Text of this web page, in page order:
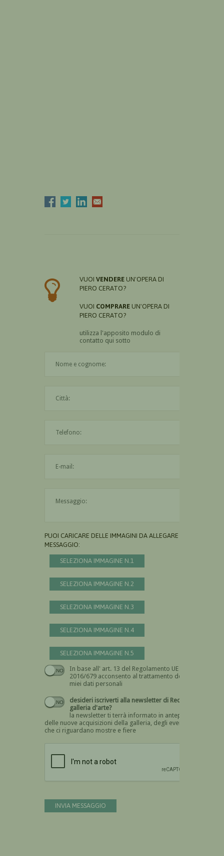
VUOI VENDERE UN'OPERA DI
PIERO CERATO?
VUOI COMPRARE UN'OPERA DI
PIERO CERATO?
utilizza l'apposito modulo di
contatto qui sotto
PUOI CARICARE DELLE IMMAGINI DA ALLEGARE AL
MESSAGGIO:
SELEZIONA IMMAGINE N.1
SELEZIONA IMMAGINE N.2
SELEZIONA IMMAGINE N.3
SELEZIONA IMMAGINE N.4
SELEZIONA IMMAGINE N.5
In base all' art. 13 del Regolamento UE n.
2016/679 acconsento al trattamento dei
miei dati personali
Devi dare il consenso
desideri iscriverti alla newsletter di Recta
galleria d'arte?
la newsletter ti terrà informato in anteprima
delle nuove acquisizioni della galleria, degli eventi
che ci riguardano mostre e fiere
INVIA MESSAGGIO